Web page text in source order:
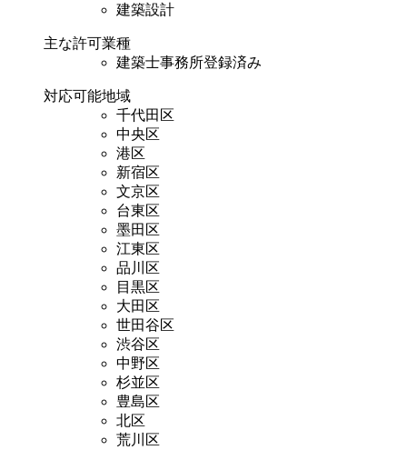
建築設計
主な許可業種
建築士事務所登録済み
対応可能地域
千代田区
中央区
港区
新宿区
文京区
台東区
墨田区
江東区
品川区
目黒区
大田区
世田谷区
渋谷区
中野区
杉並区
豊島区
北区
荒川区